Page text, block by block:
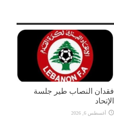
فقدان النصاب طير جلسة
الإتحاد
أغسطس 6, 2026